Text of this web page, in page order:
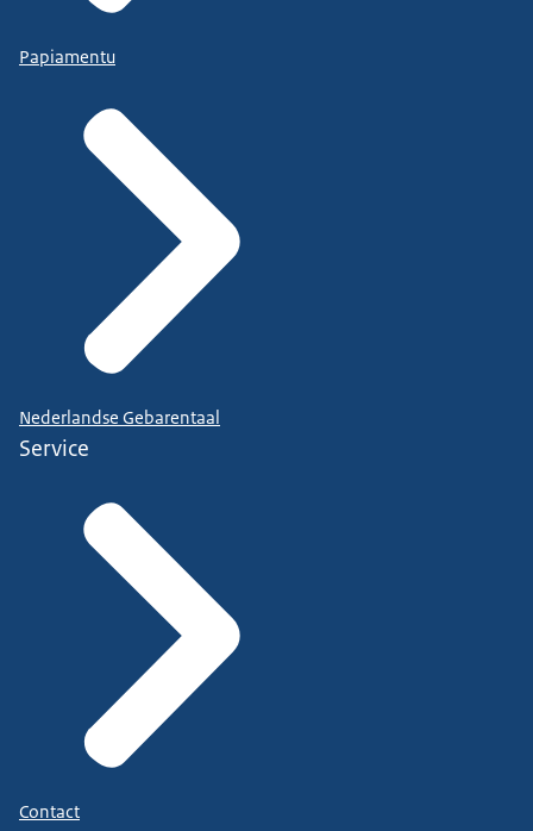
Papiamentu
Nederlandse Gebarentaal
Service
Contact